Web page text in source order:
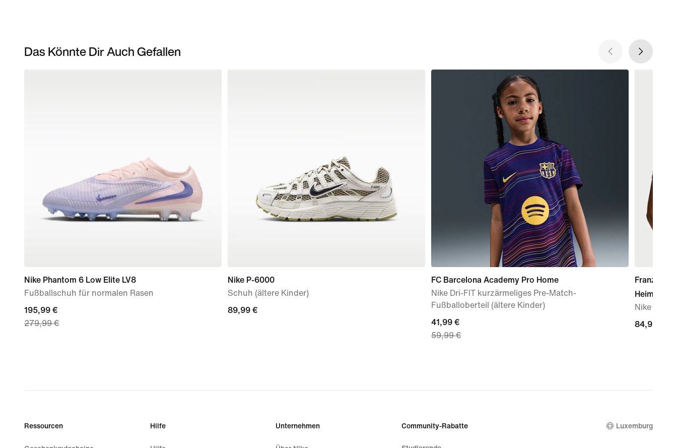
Das Könnte Dir Auch Gefallen
Nike Phantom 6 Low Elite LV8
Fußballschuh für normalen Rasen
current
price
195,99 €
279,99 €
Nike P-6000
Schuh (ältere Kinder)
89,99 €
89,99 €
FC Barcelona Academy Pro Home
Nike Dri-FIT kurzärmeliges Pre-Match-
Fußballoberteil (ältere Kinder)
current
price
59,99 €
41,99 €
59,99 €
Heimtrikot
Nike Dri-
84,99 €
84,99 €
Ressourcen Hilfe Unternehmen Community-Rabatte Luxemburg